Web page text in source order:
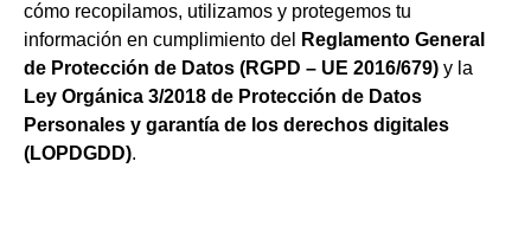
cómo recopilamos, utilizamos y protegemos tu
información en cumplimiento del
Reglamento General
de Protección de Datos (RGPD – UE 2016/679) y la
Ley Orgánica 3/2018 de Protección de Datos
Personales y garantía de los derechos digitales
(LOPDGDD).